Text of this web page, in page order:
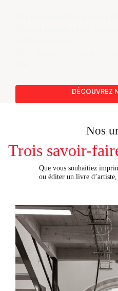
DÉCOUVREZ
Nos
Trois savoir-
Que vous souhaitiez
ou éditer un livre